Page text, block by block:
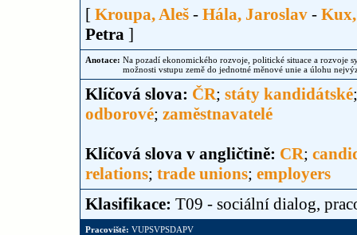
[ Kroupa, Aleš - Hála, Jaroslav -
Petra ]
Anotace: Na pozadí ekonomického rozvoje, politické situace a rozvoje
možnosti vstupu země do jednotné měnové unie a úlohu
Klíčová slova: ČR; státy kandidátské
odborové; zaměstnavatelé
Klíčová slova v angličtině: CR;
relations; trade unions; employers
Klasifikace: T09 - sociální dialog,
Pracoviště: VUPSVPSDAPV